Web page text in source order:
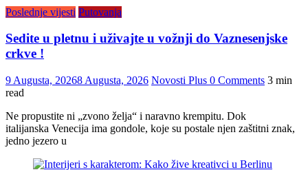
Poslednje vijesti Putovanja
Sedite u pletnu i uživajte u vožnji do Vaznesenjske
crkve !
9 Augusta, 20268 Augusta, 2026 Novosti Plus 0 Comments 3 min
read
Ne propustite ni „zvono želja“ i naravno krempitu. Dok
italijanska Venecija ima gondole, koje su postale njen zaštitni znak,
jedno jezero u